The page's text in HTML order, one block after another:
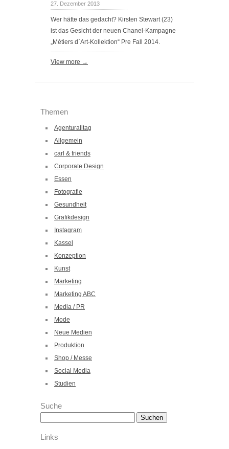
27. Dezember 2013
Wer hätte das gedacht? Kirsten Stewart (23)
ist das Gesicht der neuen Chanel-Kampagne
„Métiers d`Art-Kollektion“ Pre Fall 2014.
View more →
Themen
Agenturalltag
Allgemein
carl & friends
Corporate Design
Essen
Fotografie
Gesundheit
Grafikdesign
Instagram
Kassel
Konzeption
Kunst
Marketing
Marketing ABC
Media / PR
Mode
Neue Medien
Produktion
Shop / Messe
Social Media
Studien
Suche
Links